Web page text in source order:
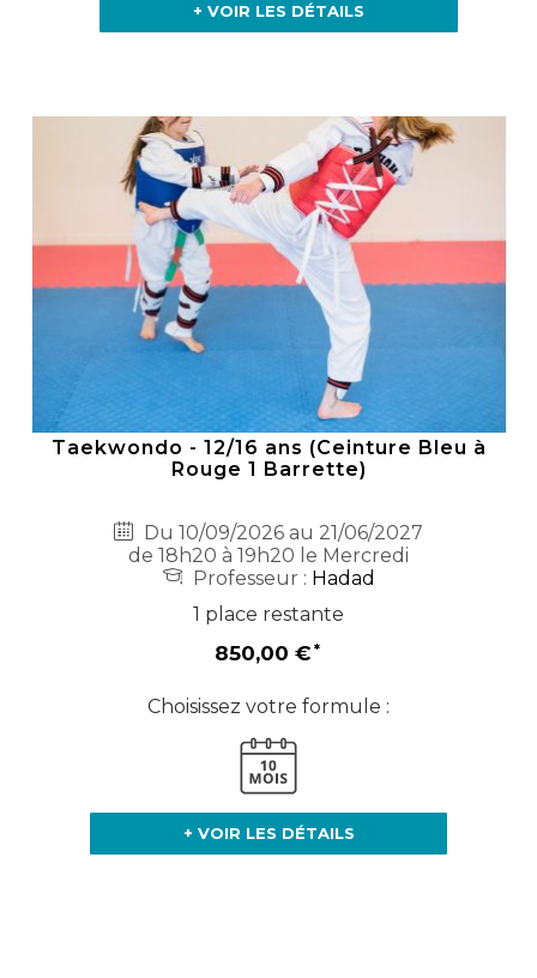
+ VOIR LES DÉTAILS
Taekwondo - 12/16 ans (Ceinture Bleu à
Rouge 1 Barrette)
Du 10/09/2026 au 21/06/2027
de 18h20 à 19h20 le Mercredi
Professeur : Hadad
1 place restante
850,00 €
Choisissez votre formule :
+ VOIR LES DÉTAILS